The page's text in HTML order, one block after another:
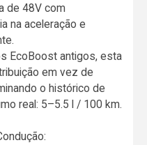
de 48V com
na aceleração e
EcoBoost antigos, esta
em vez de
o histórico de
real: 5–5.5 l / 100 km.